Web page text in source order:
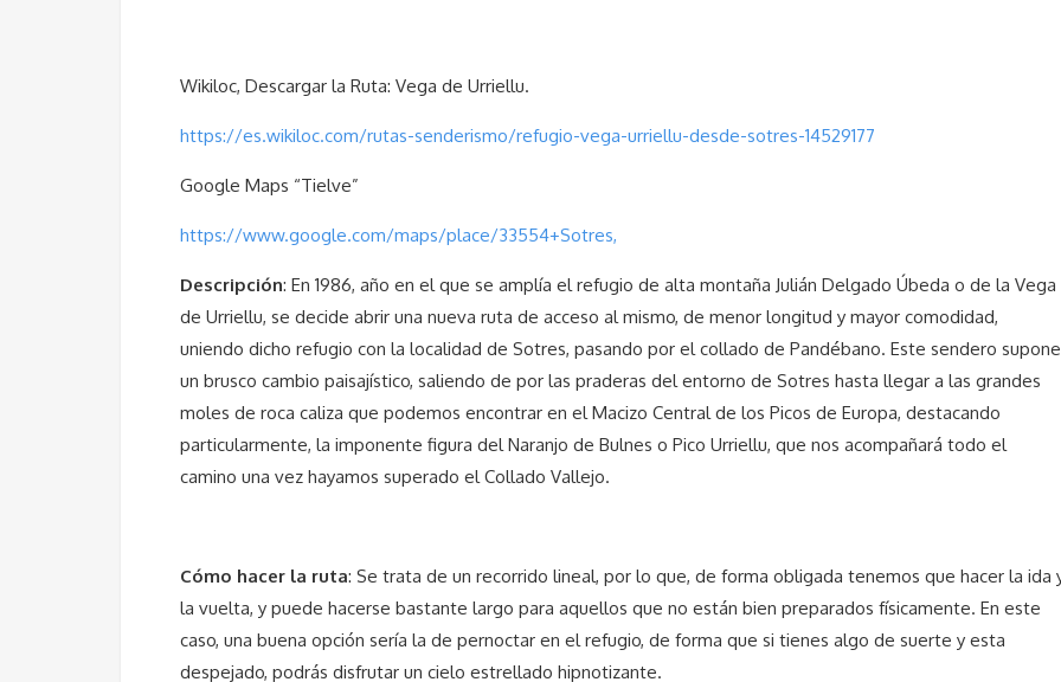
Wikiloc, Descargar la Ruta: Vega de Urriellu.
https://es.wikiloc.com/rutas-senderismo/refugio-vega-urriellu-desde-sotres-14529177
Google Maps “Tielve”
https://www.google.com/maps/place/33554+Sotres,
Descripción: En 1986, año en el que se amplía el refugio de alta montaña Julián Delgado Úbeda o de la Vega
de Urriellu, se decide abrir una nueva ruta de acceso al mismo, de menor longitud y mayor comodidad,
uniendo dicho refugio con la localidad de Sotres, pasando por el collado de Pandébano. Este sendero supone
un brusco cambio paisajístico, saliendo de por las praderas del entorno de Sotres hasta llegar a las grandes
moles de roca caliza que podemos encontrar en el Macizo Central de los Picos de Europa, destacando
particularmente, la imponente figura del Naranjo de Bulnes o Pico Urriellu, que nos acompañará todo el
camino una vez hayamos superado el Collado Vallejo.
Cómo hacer la ruta: Se trata de un recorrido lineal, por lo que, de forma obligada tenemos que hacer la ida
la vuelta, y puede hacerse bastante largo para aquellos que no están bien preparados físicamente. En este
caso, una buena opción sería la de pernoctar en el refugio, de forma que si tienes algo de suerte y esta
despejado, podrás disfrutar un cielo estrellado hipnotizante.